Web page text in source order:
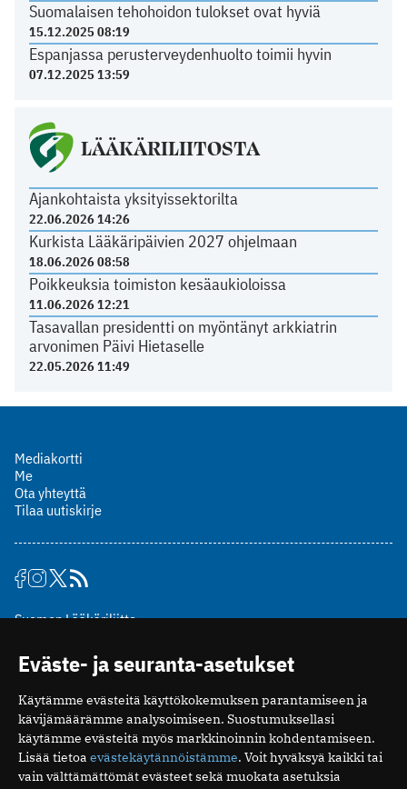
Suomalaisen tehohoidon tulokset ovat hyviä
15.12.2025 08:19
Espanjassa perusterveydenhuolto toimii hyvin
07.12.2025 13:59
LÄÄKÄRILIITOSTA
Ajankohtaista yksityissektorilta
22.06.2026 14:26
Kurkista Lääkäripäivien 2027 ohjelmaan
18.06.2026 08:58
Poikkeuksia toimiston kesäaukioloissa
11.06.2026 12:21
Tasavallan presidentti on myöntänyt arkkiatrin
arvonimen Päivi Hietaselle
22.05.2026 11:49
Mediakortti
Me
Ota yhteyttä
Tilaa uutiskirje
Suomen Lääkäriliitto
00510 Helsinki
puh. (09) 393 091
toimitus@potilaanlaakarilehti.fi
ISSN 2323-9476
Eväste- ja seuranta-asetukset
Käytämme evästeitä käyttökokemuksen parantamiseen ja
kävijämäärämme analysoimiseen. Suostumuksellasi
käytämme evästeitä myös markkinoinnin kohdentamiseen.
Lisää tietoa evästekäytännöistämme. Voit hyväksyä kaikki tai
vain välttämättömät evästeet sekä muokata asetuksia